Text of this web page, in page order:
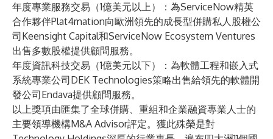
年度專業服務交易（1億美元以上）：為ServiceNow精英
合作夥伴Plat4mation向歐洲領先的成長型併購私人股權公
司Keensight Capital和ServiceNow Ecosystem Ventures
出售多數股權提供顧問服務。
年度資訊科技交易（1億美元以下）：為軟體工程和嵌入式
系統專業公司DEK Technologies策略出售給領先的軟體開
發公司Endava提供顧問服務。
以上獎項由匯集了全球併購、重組和企業融資專業人士的
主要領導機構M&A Advisor評定。獲此殊榮是對